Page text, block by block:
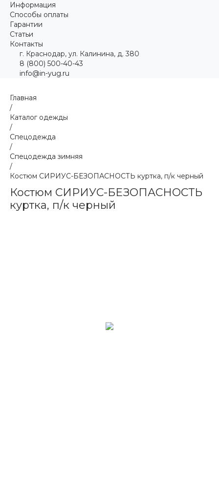
Информация
Способы оплаты
Гарантии
Статьи
Контакты
г. Краснодар, ул. Калинина, д. 380
8 (800) 500-40-43
info@in-yug.ru
Главная
/
Каталог одежды
/
Спецодежда
/
Спецодежда зимняя
/
Костюм СИРИУС-БЕЗОПАСНОСТЬ куртка, п/к черный
Костюм СИРИУС-БЕЗОПАСНОСТЬ
куртка, п/к черный